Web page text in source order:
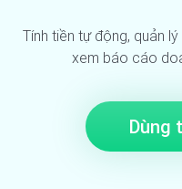
Tính tiền tự động, quản
xem báo cáo
Dùng